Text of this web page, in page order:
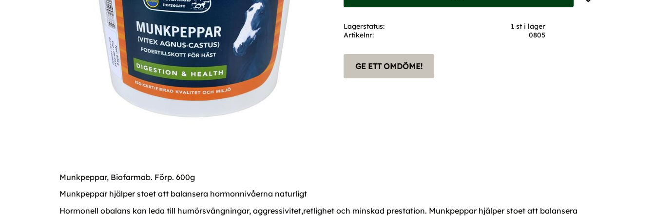
Lagerstatus
1 st i lager
Artikelnr
0805
GE ETT OMDÖME!
Munkpeppar, Biofarmab. Förp. 600g
Munkpeppar hjälper stoet att balansera hormonnivåerna naturligt
Hormonell obalans kan leda till humörsvängningar, aggressivitet,retlighet och minskad prestation. Munkpeppar hjälper stoet att balansera